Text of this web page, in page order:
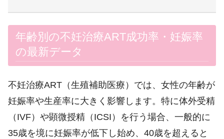
年齢別の不妊治療ART成功率・妊娠率
の最新データ
不妊治療ART（生殖補助医療）では、女性の年齢が
妊娠率や生産率に大きく影響します。特に体外受精
（IVF）や顕微授精（ICSI）を行う場合、一般的に
35歳を境に妊娠率が低下し始め、40歳を超えると